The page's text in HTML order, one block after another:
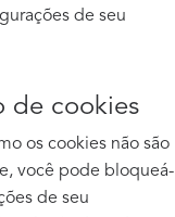
de seu
de cookies
os cookies não são
você pode bloqueá-
de seu